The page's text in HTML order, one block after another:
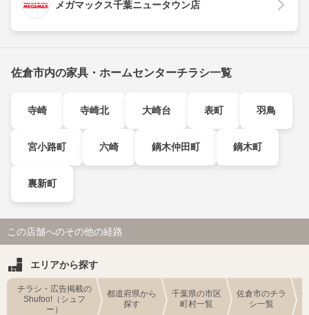
メガマックス千葉ニュータウン店
佐倉市内の家具・ホームセンターチラシ一覧
寺崎 寺崎北 大崎台 表町 羽鳥
宮小路町 六崎 鏑木仲田町 鏑木町
裏新町
この店舗へのその他の経路
エリアから探す
チラシ・広告掲載の
Shufoo!（シュフ
ー）
都道府県から
探す
千葉県の市区
町村一覧
佐倉市のチラ
シ一覧